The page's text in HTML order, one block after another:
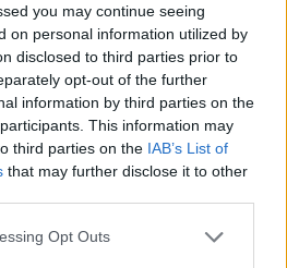
you may continue seeing
on personal information utilized by
disclosed to third parties prior to
opt-out of the further
information by third parties on the
This information may
third parties on the IAB’s List of
that may further disclose it to other
Opt Outs
5